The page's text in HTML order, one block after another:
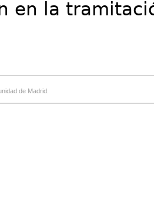
en la
de Madrid.